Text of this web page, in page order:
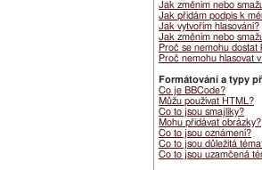
Jak změním nebo
Jak přidám podpis k
Jak vytvořím hlasování?
Jak změním nebo
Proč se nemohu dostat
Proč nemohu hlasovat
Formátování a typy
Co je BBCode?
Můžu používat HTML?
Co to jsou smajlíky?
Mohu přidávat obrázky?
Co to jsou oznámení?
Co to jsou důležitá
Co to jsou uzamčená